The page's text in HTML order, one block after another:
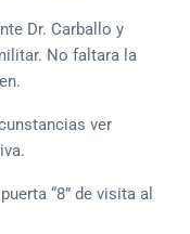
Dr. Carballo y
No faltara la
ver
“8” de visita al